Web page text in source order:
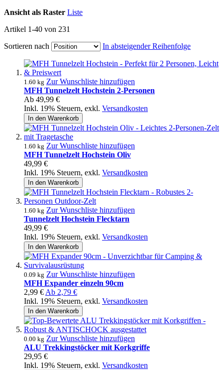
Ansicht als Raster Liste
Artikel 1-40 von 231
Sortieren nach
In absteigender Reihenfolge
1.60 kg Zur Wunschliste hinzufügen
MFH Tunnelzelt Hochstein 2-Personen
Ab 49,99 €
Inkl. 19% Steuern, exkl. Versandkosten
In den Warenkorb
1.60 kg Zur Wunschliste hinzufügen
MFH Tunnelzelt Hochstein Oliv
49,99 €
Inkl. 19% Steuern, exkl. Versandkosten
In den Warenkorb
1.60 kg Zur Wunschliste hinzufügen
Tunnelzelt Hochstein Flecktarn
49,99 €
Inkl. 19% Steuern, exkl. Versandkosten
In den Warenkorb
0.09 kg Zur Wunschliste hinzufügen
MFH Expander einzeln 90cm
2,99 € Ab 2,79 €
Inkl. 19% Steuern, exkl. Versandkosten
In den Warenkorb
0.00 kg Zur Wunschliste hinzufügen
ALU Trekkingstöcker mit Korkgriffe
29,95 €
Inkl. 19% Steuern, exkl. Versandkosten